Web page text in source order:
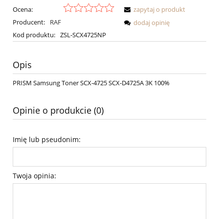
Ocena:
Producent:
RAF
Kod produktu: ZSL-SCX4725NP
zapytaj o produkt
dodaj opinię
Opis
PRISM Samsung Toner SCX-4725 SCX-D4725A 3K 100%
Opinie o produkcie (0)
Imię lub pseudonim:
Twoja opinia: